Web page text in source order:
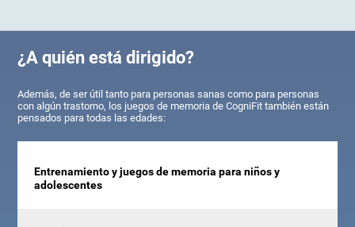
¿A quién está dirigido?
Además, de ser útil tanto para personas sanas como para personas
con algún trastorno, los juegos de memoria de CogniFit también están
pensados para todas las edades:
Entrenamiento y juegos de memoria para niños y
adolescentes